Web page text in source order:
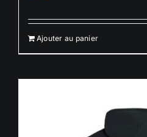
Ajouter au panier